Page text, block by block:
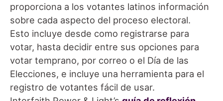
proporciona a los votantes latinos información
sobre cada aspecto del proceso electoral.
Esto incluye desde como registrarse para
votar, hasta decidir entre sus opciones para
votar temprano, por correo o el Día de las
Elecciones, e incluye una herramienta para el
registro de votantes fácil de usar.